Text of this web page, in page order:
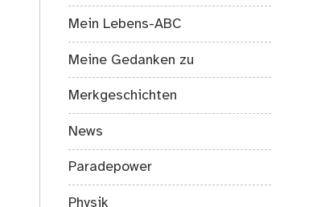
Mein Lebens-ABC
Meine Gedanken zu
Merkgeschichten
News
Paradepower
Physik